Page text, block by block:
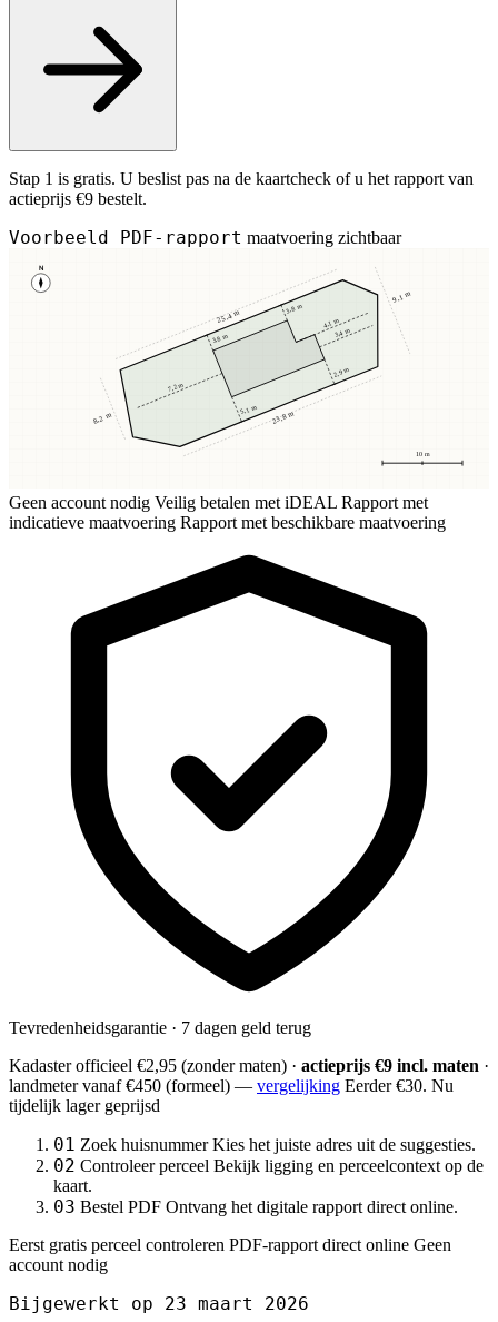
Stap 1 is gratis. U beslist pas na de kaartcheck of u het rapport van
actieprijs €9 bestelt.
Voorbeeld PDF-rapport maatvoering zichtbaar
N
10 m
3,8 m
3,8 m
5,1 m
2,9 m
7,2 m
3,4 m
4,1 m
25,4 m
23,8 m
8,2 m
9,1 m
Geen account nodig Veilig betalen met iDEAL Rapport met
indicatieve maatvoering Rapport met beschikbare maatvoering
Tevredenheidsgarantie · 7 dagen geld terug
Kadaster officieel €2,95 (zonder maten) · actieprijs €9 incl. maten ·
landmetervanaf €450 (formeel) — vergelijking Eerder €30. Nu
tijdelijk lager geprijsd
01 Zoek huisnummer Kies het juiste adres uit de suggesties.
02 Controleer perceel Bekijk ligging en perceelcontext op de
kaart.
03 Bestel PDF Ontvang het digitale rapport direct online.
Eerst gratis perceel controleren PDF-rapport direct online Geen
account nodig
Bijgewerkt op 23 maart 2026